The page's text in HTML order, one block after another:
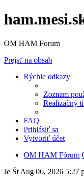
OM HAM Forum
Prejsť na obsah
Rýchle odkazy
Zoznam
Realizačný
FAQ
Prihlásiť sa
Vytvoriť účet
OM HAM Fórum
Je Št Aug 06, 2026 5:27